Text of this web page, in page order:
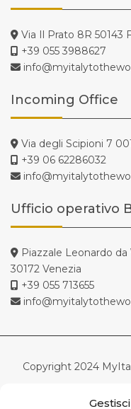
Via Il Prato 8R 50143
+39 055 3988627
Incoming Office
Via degli Scipioni 7
+39 06 62286032
Ufficio operativo
Piazzale Leonardo da
30172 Venezia
+39 055 713655
Copyright 2024